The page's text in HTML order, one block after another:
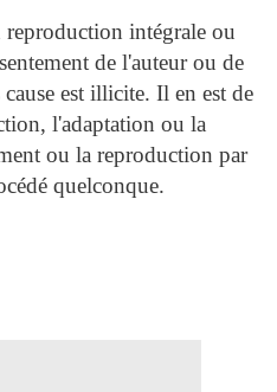
intégrale ou
de l'auteur ou de
est illicite. Il en est de
l'adaptation ou la
ou la reproduction par
quelconque.